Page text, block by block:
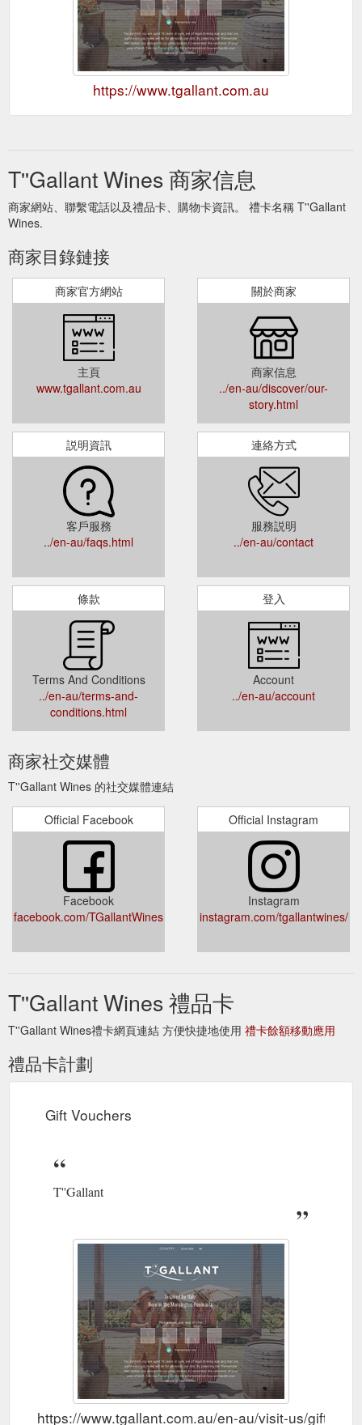
https://www.tgallant.com.au
T''Gallant Wines 商家信息
商家網站、聯繫電話以及禮品卡、購物卡資訊。 禮卡名稱 T''Gallant
Wines.
商家目錄鏈接
商家官方網站
主頁
www.tgallant.com.au
關於商家
商家信息
../en-au/discover/our-
story.html
説明資訊
客戶服務
../en-au/faqs.html
連絡方式
服務説明
../en-au/contact
條款
Terms And Conditions
../en-au/terms-and-
conditions.html
登入
Account
../en-au/account
商家社交媒體
T''Gallant Wines 的社交媒體連結
Official Facebook
Facebook
facebook.com/TGallantWines
Official Instagram
Instagram
instagram.com/tgallantwines/
T''Gallant Wines 禮品卡
T''Gallant Wines禮卡網頁連結 方便快捷地使用 禮卡餘額移動應用
禮品卡計劃
Gift Vouchers
T''Gallant
https://www.tgallant.com.au/en-au/visit-us/gift-